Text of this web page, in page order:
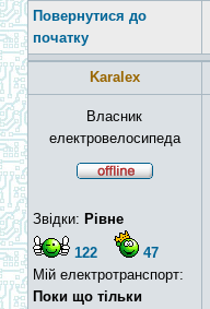
Повернутися до
початку
Karalex
Власник
електровелосипеда
Звідки: Рівне
122
47
Мій електротранспорт:
Поки що тільки